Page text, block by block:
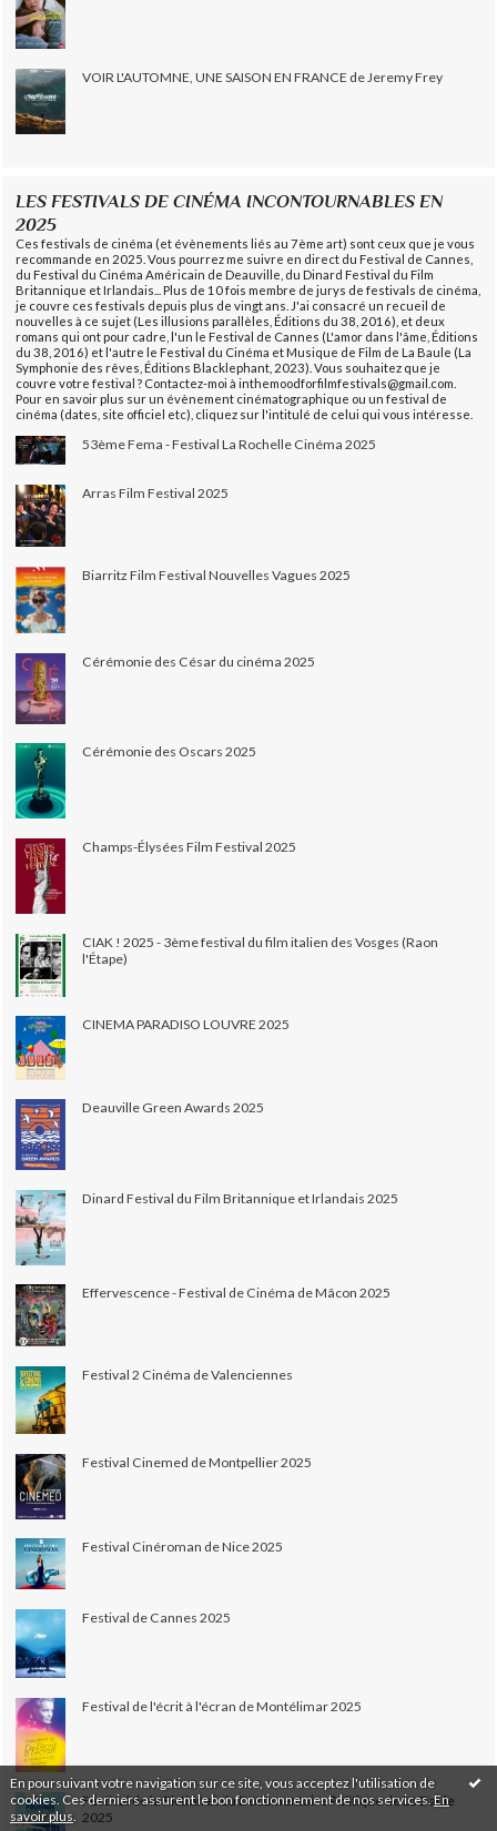
En poursuivant votre navigation sur ce site, vous acceptez l'utilisation de
cookies. Ces derniers assurent le bon fonctionnement de nos services.En
savoir plus
VOIR L'AUTOMNE, UNE SAISON EN FRANCE de Jeremy Frey
LES FESTIVALS DE CINÉMA INCONTOURNABLES EN
2025
Ces festivals de cinéma (et évènements liés au 7ème art) sont ceux que je vous
recommande en 2025. Vous pourrez me suivre en direct du Festival de Cannes,
du Festival du Cinéma Américain de Deauville, du Dinard Festival du Film
Britannique et Irlandais... Plus de 10 fois membre de jurys de festivals de cinéma,
je couvre ces festivals depuis plus de vingt ans. J'ai consacré un recueil de
nouvelles à ce sujet (Les illusions parallèles, Éditions du 38, 2016), et deux
romans qui ont pour cadre, l'un le Festival de Cannes (L'amor dans l'âme, Éditions
du 38, 2016) et l'autre le Festival du Cinéma et Musique de Film de La Baule (La
Symphonie des rêves, Éditions Blacklephant, 2023). Vous souhaitez que je
couvre votre festival ? Contactez-moi à inthemoodforfilmfestivals@gmail.com.
Pour en savoir plus sur un évènement cinématographique ou un festival de
cinéma (dates, site officiel etc), cliquez sur l'intitulé de celui qui vous intéresse.
53ème Fema - Festival La Rochelle Cinéma 2025
Arras Film Festival 2025
Biarritz Film Festival Nouvelles Vagues 2025
Cérémonie des César du cinéma 2025
Cérémonie des Oscars 2025
Champs-Élysées Film Festival 2025
CIAK ! 2025 - 3ème festival du film italien des Vosges (Raon
l'Étape)
CINEMA PARADISO LOUVRE 2025
Deauville Green Awards 2025
Dinard Festival du Film Britannique et Irlandais 2025
Effervescence - Festival de Cinéma de Mâcon 2025
Festival 2 Cinéma de Valenciennes
Festival Cinemed de Montpellier 2025
Festival Cinéroman de Nice 2025
Festival de Cannes 2025
Festival de l'écrit à l'écran de Montélimar 2025
Festival de la Fiction et du Documentaire Politique de La Baule
2025